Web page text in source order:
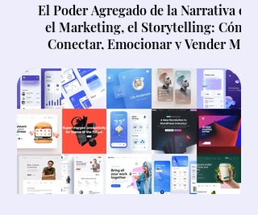
El Poder Agregado de la Narrativa en
el Marketing, el Storytelling: Cómo
Conectar, Emocionar y Vender Más